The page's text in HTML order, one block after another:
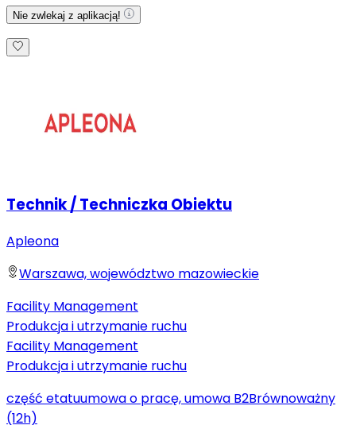
Nie zwlekaj z aplikacją!
Technik / Techniczka Obiektu
Apleona
Warszawa, województwo mazowieckie
Facility Management
Produkcja i utrzymanie ruchu
Facility Management
Produkcja i utrzymanie ruchu
część etatuumowa o pracę, umowa B2Brównoważny
(12h)